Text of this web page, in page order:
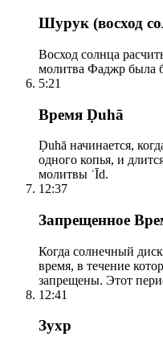
Шурук (восход
Восход солнца
молитва Фаджр была
5:21
Время Ḍuhā
Ḍuhā начинается,
одного копья, и
молитвы ʿĪd.
12:37
Запрещенное
Когда солнечный
время, в течение
запрещены. Этот
12:41
Зухр